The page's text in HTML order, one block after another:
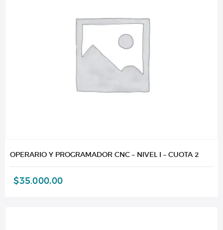
OPERARIO Y PROGRAMADOR CNC – NIVEL I – CUOTA 2
$35.000,00